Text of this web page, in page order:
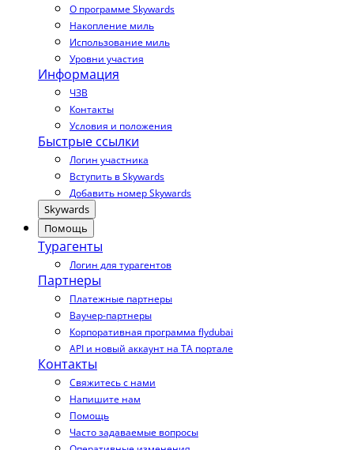
О программе Skywards
Накопление миль
Использование миль
Уровни участия
Информация
ЧЗВ
Контакты
Условия и положения
Быстрые ссылки
Логин участника
Вступить в Skywards
Добавить номер Skywards
Skywards
Помощь
Турагенты
Логин для турагентов
Партнеры
Платежные партнеры
Ваучер-партнеры
Корпоративная программа flydubai
API и новый аккаунт на TA портале
Контакты
Свяжитесь с нами
Напишите нам
Помощь
Часто задаваемые вопросы